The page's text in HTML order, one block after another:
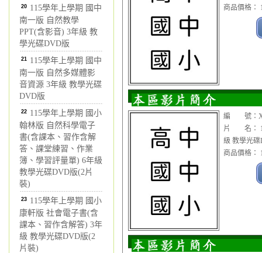
20 115學年上學期 國中
南一版 自然教學
PPT(含影音) 3年級 教
學光碟DVD版
21 115學年上學期 國中
南一版 自然多媒體影
音資源 3年級 教學光碟
DVD版
22 115學年上學期 國小
翰林版 自然科學電子
書(含課本、習作含解
答、課堂練習、作業
簿、學習評量單) 6年級
教學光碟DVD版(2片
裝)
23 115學年上學期 國小
康軒版 社會電子書(含
課本、習作含解答) 3年
級 教學光碟DVD版(2
片裝)
商品價格：
編 號：
片 名：
級 教學光
商品價格：